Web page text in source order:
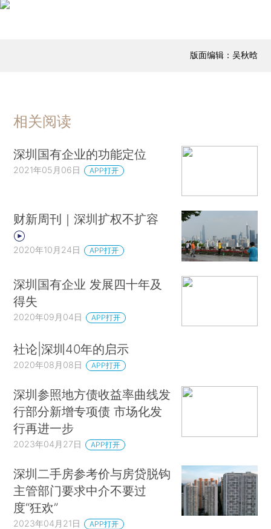
版面编辑：吴秋晗
相关阅读
深圳国有企业的功能定位
2021年05月06日 APP打开
财新周刊｜深圳扩权不扩容
2020年10月24日 APP打开
深圳国有企业 发展四十年及
得失
2020年09月04日 APP打开
社论|深圳40年的启示
2020年08月08日 APP打开
深圳参照地方债收益率曲线发
行部分新增专项债 市场化发
行再进一步
2023年04月27日 APP打开
深圳二手房参考价与房贷脱钩
主管部门要求中介不要过
度“狂欢”
2023年04月21日 APP打开